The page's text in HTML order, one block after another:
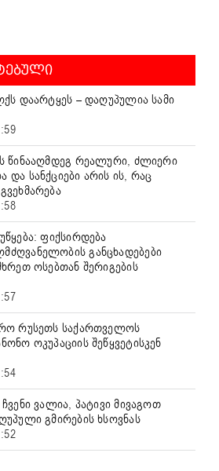
დაარტყეს – დაღუპულია სამი
წინააღმდეგ რეალური, ძლიერი
სანქციები არის ის, რაც
ფიქსირდება
განცხადებები
ოსებთან შერიგების
რუსეთს საქართველოს
ოკუპაციის შეწყვეტისკენ
ვალია, პატივი მივაგოთ
გმირების ხსოვნას